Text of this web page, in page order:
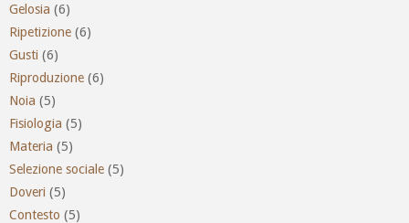
Gelosia (6)
Ripetizione (6)
Gusti (6)
Riproduzione (6)
Noia (5)
Fisiologia (5)
Materia (5)
Selezione sociale (5)
Doveri (5)
Contesto (5)